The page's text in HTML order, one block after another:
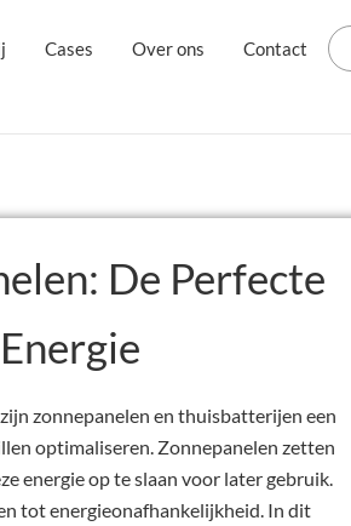
Cases Over ons Contact
De Perfecte
zonnepanelen en thuisbatterijen een
optimaliseren. Zonnepanelen zetten
energie op te slaan voor later gebruik.
tot energieonafhankelijkheid. In dit